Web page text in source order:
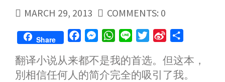
PUBLISHED
DATE
MARCH 29, 2013 COMMENTS: 0
Share
c
e
s
s
W
a
t
n
e
i
t
n
a
a
r
翻译小说从来都不是我的首选。但这本，
別相信任何人的简介完全的吸引了我。